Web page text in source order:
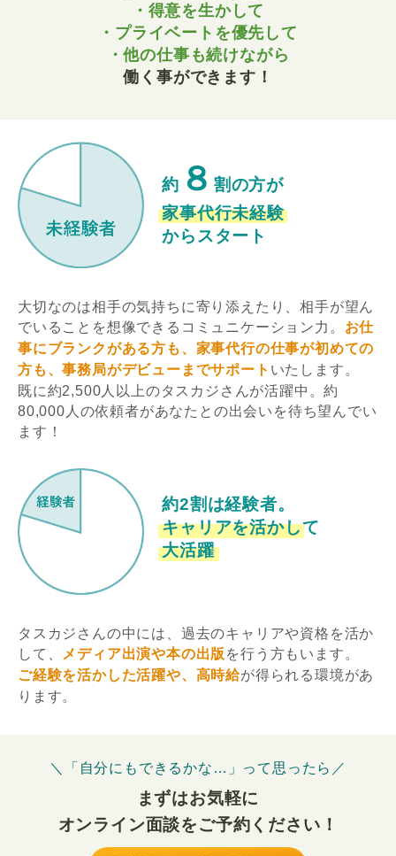
・得意を生かして
・プライベートを優先して
・他の仕事も続けながら
働く事ができます！
約 ８ 割の方が
家事代行未経験
からスタート
大切なのは相手の気持ちに寄り添えたり、相手が望ん
でいることを想像できるコミュニケーション力。 お仕
事にブランクがある方も、家事代行の仕事が初めての
方も、事務局がデビューまでサポート いたします。
既に約2,500人以上のタスカジさんが活躍中。約
80,000人の依頼者があなたとの出会いを待ち望んでい
ます！
約2割は経験者。
キャリアを活かして
大活躍
タスカジさんの中には、過去のキャリアや資格を活か
して、
メディア出演や本の出版 を行う方もいます。
ご経験を活かした活躍や、高時給が得られる環境があ
ります。
＼「自分にもできるかな…」って思ったら／
まずはお気軽に
オンライン面談をご予約ください！